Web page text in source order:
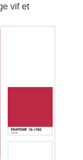
vif et